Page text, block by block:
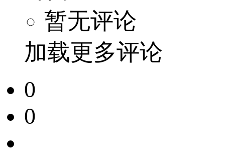
暂无评论
加载更多评论
0
0